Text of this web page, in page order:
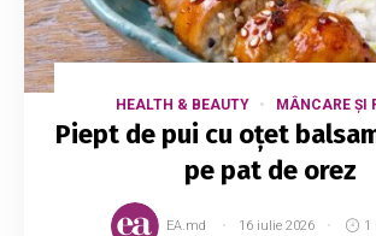
HEALTH & BEAUTY MÂNCARE ȘI
Piept de pui cu oțet
pe pat de orez
EA.md 16 iulie 2026 1